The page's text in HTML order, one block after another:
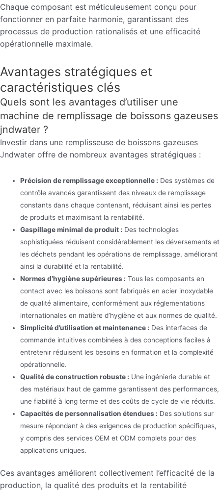
Chaque composant est méticuleusement conçu pour
fonctionner en parfaite harmonie, garantissant des
processus de production rationalisés et une efficacité
opérationnelle maximale.
Avantages stratégiques et
caractéristiques clés
Quels sont les avantages d’utiliser une
machine de remplissage de boissons gazeuses
jndwater ?
Investir dans une remplisseuse de boissons gazeuses
Jndwater offre de nombreux avantages stratégiques :
Précision de remplissage exceptionnelle : Des systèmes de
contrôle avancés garantissent des niveaux de remplissage
constants dans chaque contenant, réduisant ainsi les pertes
de produits et maximisant la rentabilité.
Gaspillage minimal de produit : Des technologies
sophistiquées réduisent considérablement les déversements et
les déchets pendant les opérations de remplissage, améliorant
ainsi la durabilité et la rentabilité.
Normes d’hygiène supérieures : Tous les composants en
contact avec les boissons sont fabriqués en acier inoxydable
de qualité alimentaire, conformément aux réglementations
internationales en matière d’hygiène et aux normes de qualité.
Simplicité d’utilisation et maintenance : Des interfaces de
commande intuitives combinées à des conceptions faciles à
entretenir réduisent les besoins en formation et la complexité
opérationnelle.
Qualité de construction robuste : Une ingénierie durable et
des matériaux haut de gamme garantissent des performances,
une fiabilité à long terme et des coûts de cycle de vie réduits.
Capacités de personnalisation étendues : Des solutions sur
mesure répondant à des exigences de production spécifiques,
y compris des services OEM et ODM complets pour des
applications uniques.
Ces avantages améliorent collectivement l’efficacité de la
production, la qualité des produits et la rentabilité